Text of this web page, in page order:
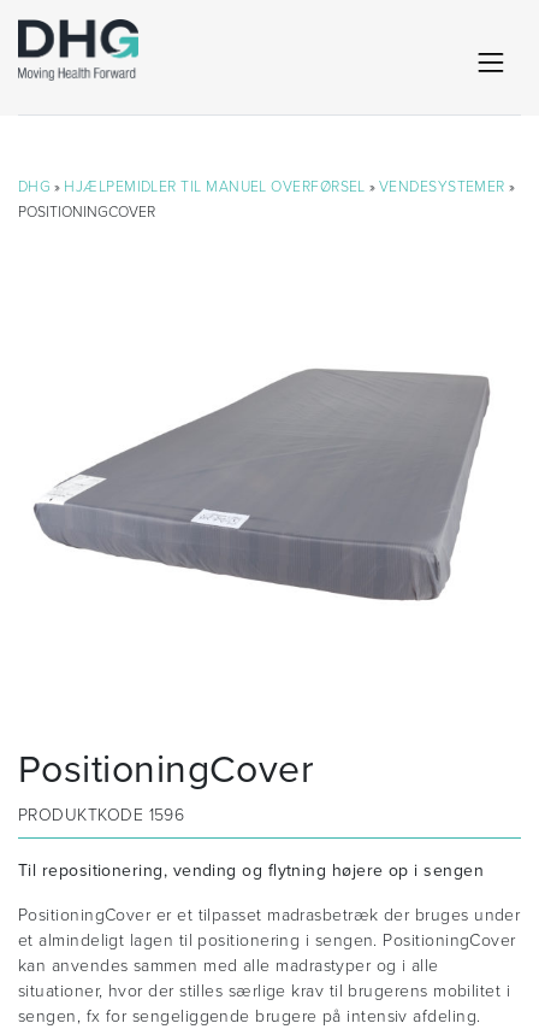
DHG » HJÆLPEMIDLER TIL MANUEL OVERFØRSEL » VENDESYSTEMER »
POSITIONINGCOVER
PositioningCover
PRODUKTKODE 1596
Til repositionering, vending og flytning højere op i sengen
PositioningCover er et tilpasset madrasbetræk der bruges under
et almindeligt lagen til positionering i sengen. PositioningCover
kan anvendes sammen med alle madrastyper og i alle
situationer, hvor der stilles særlige krav til brugerens mobilitet i
sengen, fx for sengeliggende brugere på intensiv afdeling.